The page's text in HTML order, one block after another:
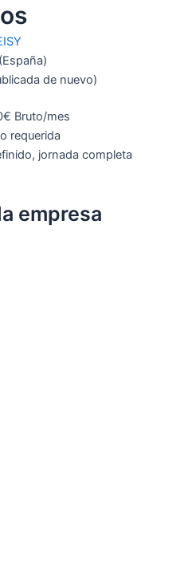
(España)
de nuevo)
Bruto/mes
requerida
jornada completa
empresa